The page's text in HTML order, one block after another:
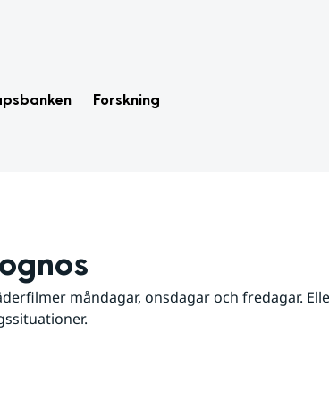
Forskning
måndagar, onsdagar och fredagar.